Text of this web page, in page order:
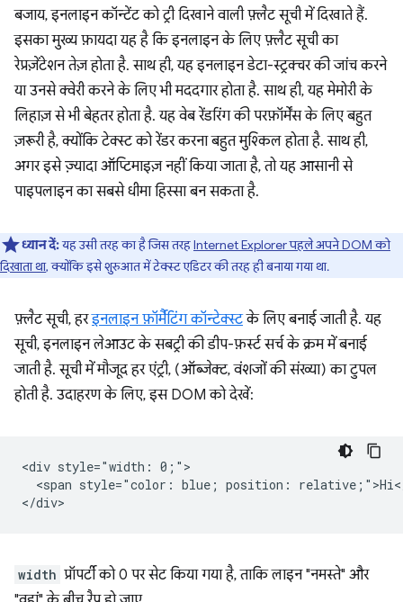
बजाय, इनलाइन कॉन्टेंट को ट्री दिखाने वाली फ़्लैट सूची में दिखाते हैं.
इसका मुख्य फ़ायदा यह है कि इनलाइन के लिए फ़्लैट सूची का
रेप्रज़ेंटेशन तेज़ होता है. साथ ही, यह इनलाइन डेटा-स्ट्रक्चर की जांच करने
या उनसे क्वेरी करने के लिए भी मददगार होता है. साथ ही, यह मेमोरी के
लिहाज़ से भी बेहतर होता है. यह वेब रेंडरिंग की परफ़ॉर्मेंस के लिए बहुत
ज़रूरी है, क्योंकि टेक्स्ट को रेंडर करना बहुत मुश्किल होता है. साथ ही,
अगर इसे ज़्यादा ऑप्टिमाइज़ नहीं किया जाता है, तो यह आसानी से
पाइपलाइन का सबसे धीमा हिस्सा बन सकता है.
ध्यान दें:यह उसी तरह का है जिस तरहInternet Explorer पहले अपने DOM को
दिखाता था, क्योंकि इसे शुरुआत में टेक्स्ट एडिटर की तरह ही बनाया गया था.
फ़्लैट सूची, हरइनलाइन फ़ॉर्मैटिंग कॉन्टेक्स्टके लिए बनाई जाती है. यह
सूची, इनलाइन लेआउट के सबट्री की डीप-फ़र्स्ट सर्च के क्रम में बनाई
जाती है. सूची में मौजूद हर एंट्री, (ऑब्जेक्ट, वंशजों की संख्या) का टुपल
होती है. उदाहरण के लिए, इस DOM को देखें:
<div style="width: 0;">
<span style="color: blue; position:
width प्रॉपर्टी को 0 पर सेट किया गया है, ताकि लाइन "नमस्ते" और